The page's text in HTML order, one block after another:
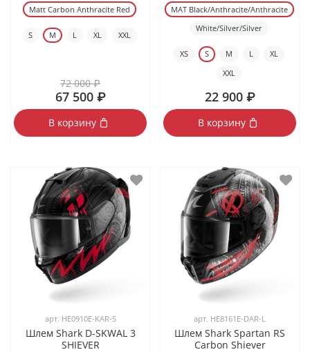
Matt Carbon Anthracite Red
S M L XL XXL
72 000 ₽
67 500 ₽
В корзину
MAT Black/Anthracite/Anthracite
White/Silver/Silver
XS S M L
XL
XXL
22 900 ₽
В корзину
арт. HE0910E-KAR-S
Шлем Shark D-SKWAL 3
SHIEVER
арт. HE8161E-DAR-L
Шлем Shark Spartan RS
Carbon Shiever